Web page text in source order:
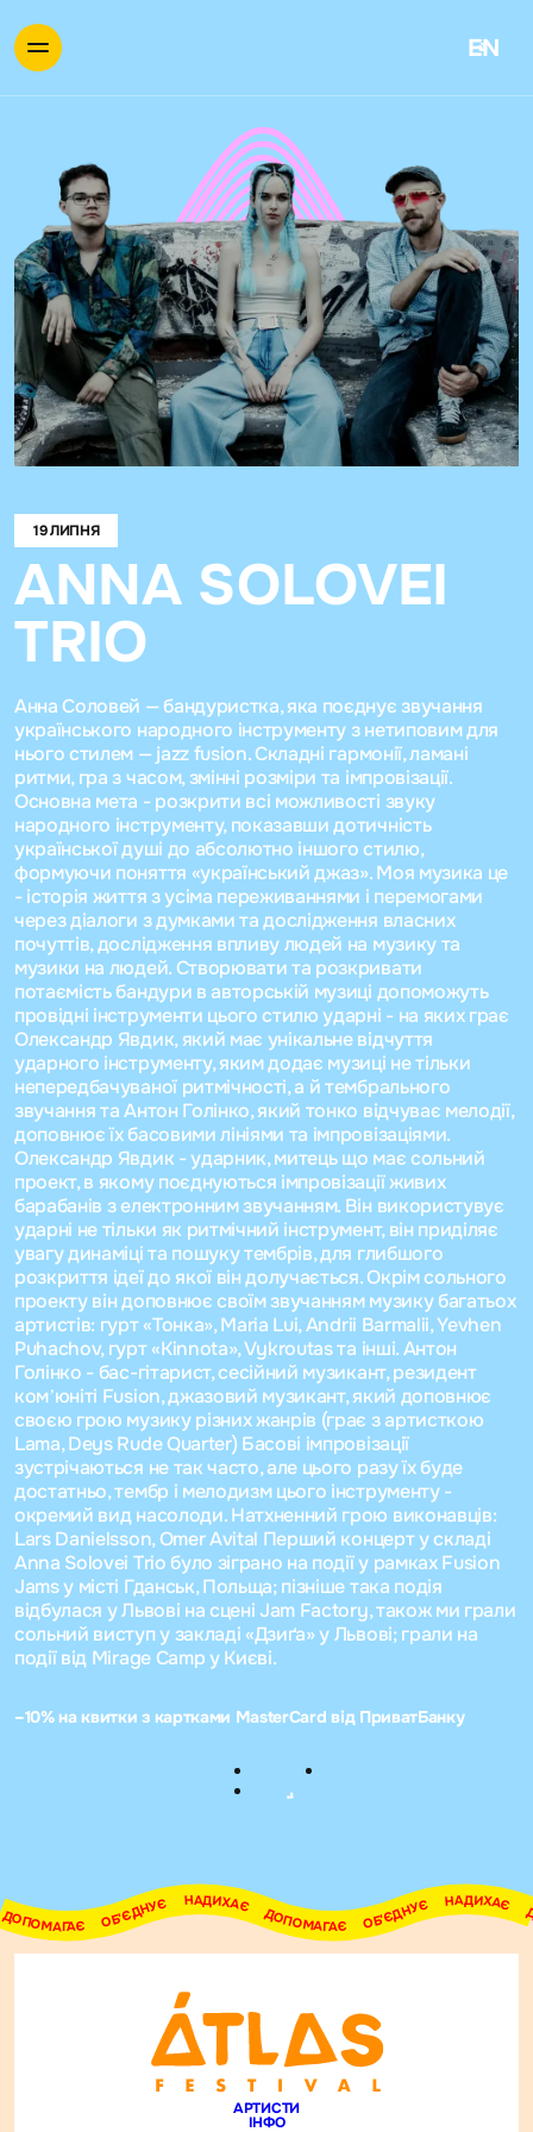
EN
19 ЛИПНЯ
ANNA SOLOVEI
TRIO
Анна Соловей — бандуристка, яка поєднує звучання
українського народного інструменту з нетиповим для
нього стилем — jazz fusion. Складні гармонії, ламані
ритми, гра з часом, змінні розміри та імпровізації.
Основна мета - розкрити всі можливості звуку
народного інструменту, показавши дотичність
української душі до абсолютно іншого стилю,
формуючи поняття «український джаз». Моя музика це
- історія життя з усіма переживаннями і перемогами
через діалоги з думками та дослідження власних
почуттів, дослідження впливу людей на музику та
музики на людей. Створювати та розкривати
потаємість бандури в авторській музиці допоможуть
провідні інструменти цього стилю ударні - на яких грає
Олександр Явдик, який має унікальне відчуття
ударного інструменту, яким додає музиці не тільки
непередбачуваної ритмічності, а й тембрального
звучання та Антон Голінко, який тонко відчуває мелодії,
доповнює їх басовими лініями та імпровізаціями.
Олександр Явдик - ударник, митець що має сольний
проект, в якому поєднуються імпровізації живих
барабанів з електронним звучанням. Він використувує
ударні не тільки як ритмічний інструмент, він приділяє
увагу динаміці та пошуку тембрів, для глибшого
розкриття ідеї до якої він долучається. Окрім сольного
проекту він доповнює своїм звучанням музику багатьох
артистів: гурт «Тонка», Maria Lui, Andrii Barmalii, Yevhen
Puhachov, гурт «Kinnota», Vykroutas та інші. Антон
Голінко - бас-гітарист, сесійний музикант, резидент
комʼюніті Fusion, джазовий музикант, який доповнює
своєю грою музику різних жанрів (грає з артисткою
Lama, Deys Rude Quarter) Басові імпровізації
зустрічаються не так часто, але цього разу їх буде
достатньо, тембр і мелодизм цього інструменту -
окремий вид насолоди. Натхненний грою виконавців:
Lars Danielsson, Omer Avital Перший концерт у складі
Anna Solovei Trio було зіграно на події у рамках Fusion
Jams у місті Гданськ, Польща; пізніше така подія
відбулася у Львові на сцені Jam Factory, також ми грали
сольний виступ у закладі «Дзиґа» у Львові; грали на
події від Mirage Camp у Києві.
–10% на квитки з картками MasterCard від ПриватБанку
ДОПОМАГАЄ     ОБ'ЄДНУЄ     НАДИХАЄ     ДОПОМАГАЄ     ОБ'ЄДНУЄ     НАДИХАЄ     ДОПОМАГАЄ     ОБ'ЄДНУЄ     НАДИХАЄ     ДОПОМАГАЄ     ОБ'ЄДНУЄ     НАДИХАЄ     ДОПОМАГАЄ     ОБ'ЄДНУЄ     НАДИХАЄ     ДОПОМАГАЄ
АРТИСТИ
ІНФО